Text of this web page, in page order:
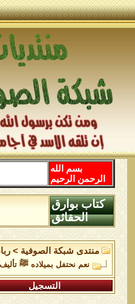
بسم الله
الرحمن الرحيم
كتاب بوارق
الحقائق
منتدى شبكة الصوفية >
نعم نحتفل بميلاده ﷺ
التسجيل